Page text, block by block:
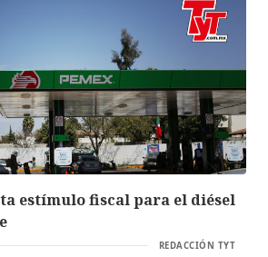
estímulo fiscal para el diésel
REDACCIÓN TYT